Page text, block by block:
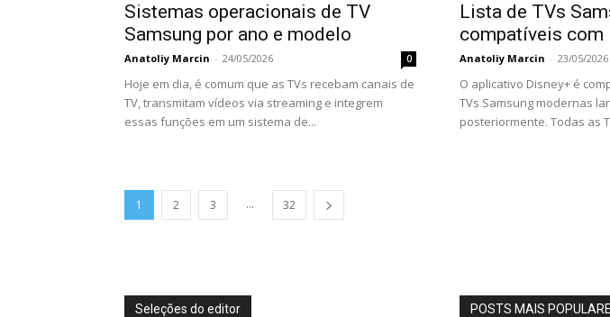
Sistemas operacionais de TV
Samsung por ano e modelo
Anatoliy Marcin - 24/05/2026 0
Hoje em dia, é comum que as TVs recebam canais de
TV, transmitam vídeos via streaming e integrem
essas funções em um sistema de...
Lista de TVs
compatíveis com
Anatoliy Marcin - 23/05/2026
O aplicativo Disney+ é
TVs Samsung modernas
posteriormente. Todas as
1 2 3 ... 32
Seleções do editor POSTS MAIS